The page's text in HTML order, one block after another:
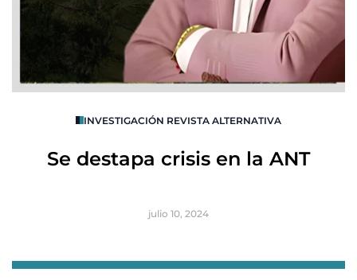
INVESTIGACIÓN REVISTA ALTERNATIVA
Se destapa crisis en la ANT
julio 10, 2024